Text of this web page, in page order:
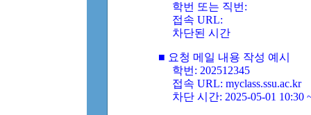
학번 또는 직번:
접속 URL:
차단된 시간
■ 요청 메일 내용 작성 예시
학번: 202512345
접속 URL: myclass.ssu.ac.kr
차단 시간: 2025-05-01 10:30